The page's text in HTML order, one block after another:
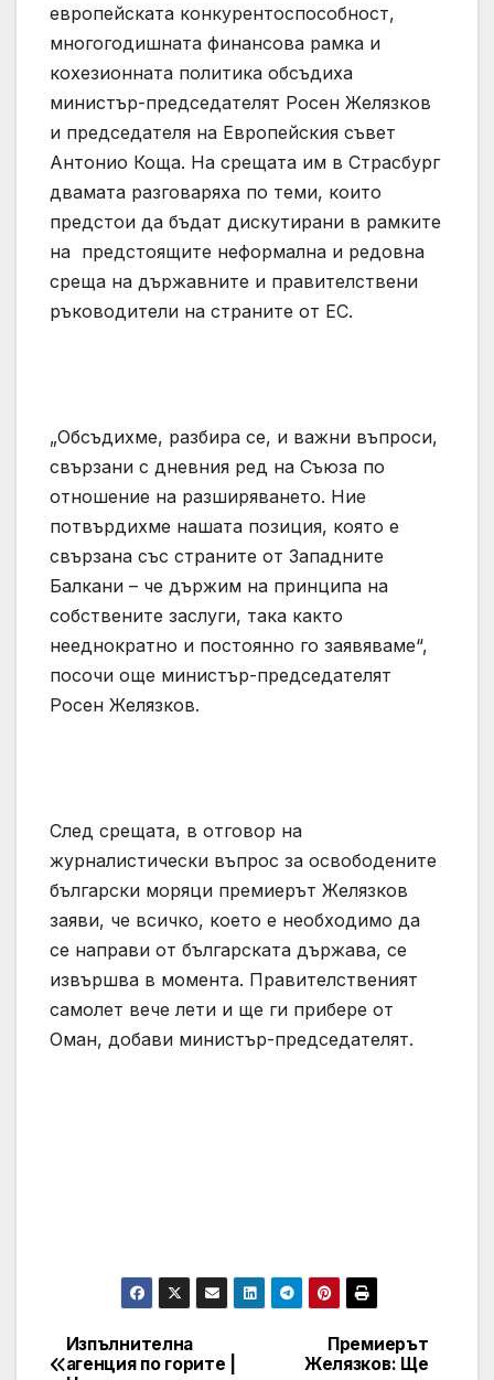
европейската конкурентоспособност,
многогодишната финансова рамка и
кохезионната политика обсъдиха
министър-председателят Росен Желязков
и председателя на Европейския съвет
Антонио Коща. На срещата им в Страсбург
двамата разговаряха по теми, които
предстои да бъдат дискутирани в рамките
на предстоящите неформална и редовна
среща на държавните и правителствени
ръководители на страните от ЕС.
„Обсъдихме, разбира се, и важни въпроси,
свързани с дневния ред на Съюза по
отношение на разширяването. Ние
потвърдихме нашата позиция, която е
свързана със страните от Западните
Балкани – че държим на принципа на
собствените заслуги, така както
нееднократно и постоянно го заявяваме“,
посочи още министър-председателят
Росен Желязков.
След срещата, в отговор на
журналистически въпрос за освободените
български моряци премиерът Желязков
заяви, че всичко, което е необходимо да
се направи от българската държава, се
извършва в момента. Правителственият
самолет вече лети и ще ги прибере от
Оман, добави министър-председателят.
Post
Премиерът
Желязков: Ще
Изпълнителна
агенция по горите |